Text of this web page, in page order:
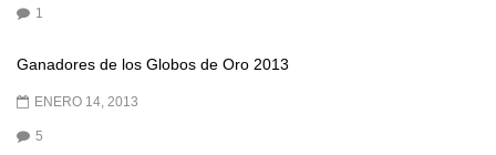
1
Ganadores de los Globos de Oro 2013
ENERO 14, 2013
5